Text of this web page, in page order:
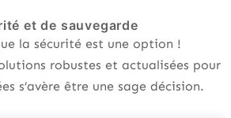
et de sauvegarde
la sécurité est une option !
robustes et actualisées pour
s’avère être une sage décision.